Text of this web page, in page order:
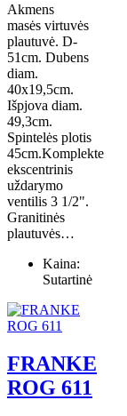
Akmens
masės virtuvės
plautuvė. D-
51cm. Dubens
diam.
40x19,5cm.
Išpjova diam.
49,3cm.
Spintelės plotis
45cm.Komplekte
ekscentrinis
uždarymo
ventilis 3 1/2".
Granitinės
plautuvės…
Kaina:
Sutartinė
FRANKE
ROG 611